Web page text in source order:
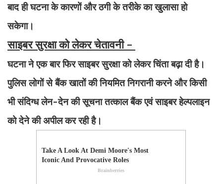
बाद ही घटना के कारणों और ठगी के तरीके का खुलासा हो
सकेगा।
साइबर सुरक्षा को लेकर चेतावनी -
घटना ने एक बार फिर साइबर सुरक्षा को लेकर चिंता बढ़ा दी है।
पुलिस लोगों से बैंक खातों की नियमित निगरानी करने और किसी
भी संदिग्ध लेन-देन की सूचना तत्काल बैंक एवं साइबर हेल्पलाइन
को देने की अपील कर रही है।